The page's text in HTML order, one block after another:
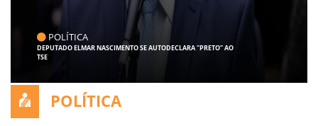
POLÍTICA
DEPUTADO ELMAR NASCIMENTO SE AUTODECLARA "PRETO” AO
TSE
POLÍTICA